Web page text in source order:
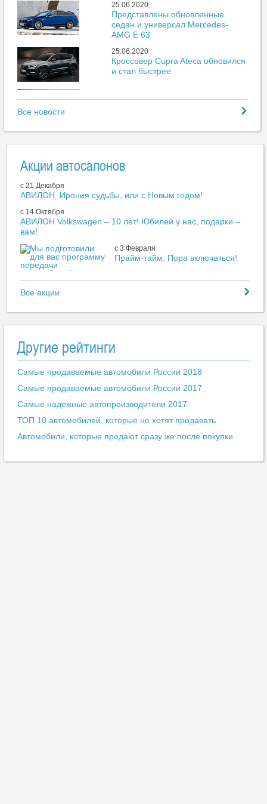
25.06.2020
Представлены обновленные
седан и универсал Mercedes-
AMG E 63
25.06.2020
Кроссовер Cupra Ateca обновился
и стал быстрее
Mazda представила новый пикап
25.06.2020
Больше 500 тыс. автомобилей
номеров
Porsche 718 получили
атмосферный мотор объемом 4
троллейбусный завод России
расходов по переводу транспорта
кроссовер Countryman
22.06.2020
Santa Fe
Через неделю Citroen C4
превратится в электрокроссовер
Все новости
Акции автосалонов
c 21 Декабря
АВИЛОН. Ирония судьбы, или с Новым годом!
c 14 Октября
АВИЛОН Volkswagen – 10 лет! Юбилей у нас, подарки –
вам!
c 3 Февраля
Прайм-тайм. Пора включаться!
все... и даже больше!
Все акции
Другие рейтинги
Самые продаваемые автомобили России 2018
Самые продаваемые автомобили России 2017
Самые надежные автопроизводители 2017
ТОП 10 автомобилей, которые не хотят продавать
Автомобили, которые продают сразу же после покупки